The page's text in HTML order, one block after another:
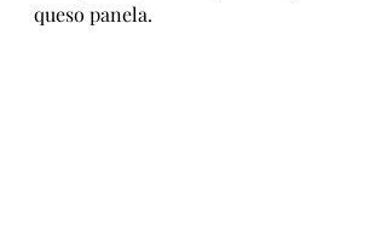
queso panela.